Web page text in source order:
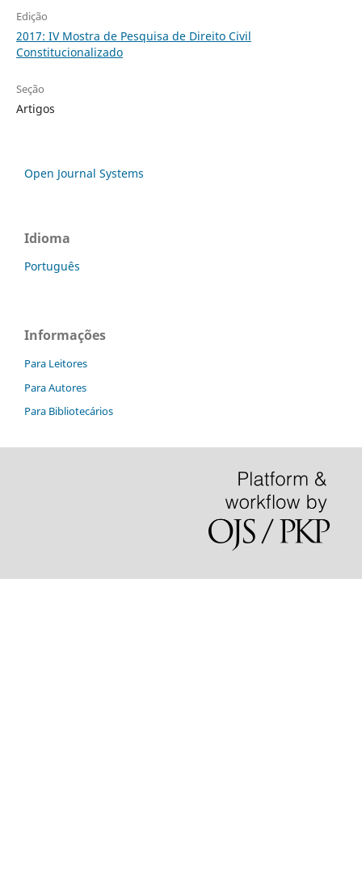
Edição
2017: IV Mostra de Pesquisa de Direito Civil
Constitucionalizado
Seção
Artigos
Open Journal Systems
Idioma
Português
Informações
Para Leitores
Para Autores
Para Bibliotecários